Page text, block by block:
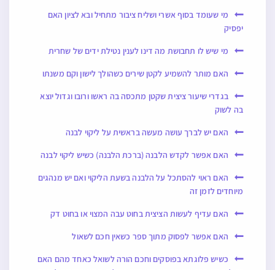
מי שעומד בסוף אשרי ושליח ציבור מתחיל ובא לציון האם
יפסיק
מי שיש לו תחבושת מה דינו לענין נטילת ידים של שחרית
האם מותר להשמיע לקטן שירים כשהולך לישון וקם משנתו
בגדרי שיעור ציצית שקטן מתכסה בה ראשו ורובו וגדול יוצא
בה לשוק
האם יש לברך עושה מעשה בראשית על ליקוי לבנה
האם אפשר לקדש הלבנה (ברכת הלבנה) כשיש ליקוי לבנה
האם ראוי להסתכל על הלבנה בשעת הליקוי ואם יש מנהגים
מיוחדים לזמן זה
האם עדיף לעשות הציצית בחוט עבה המצוי או בחוט דק
האם אפשר לפסוק מתוך ספר כשאין חכם לשאול
כשיש פלוגתא בפוסקים וחכם הורה לשואל כאחד מהם האם